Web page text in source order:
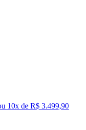
10x de R$ 3.499,90